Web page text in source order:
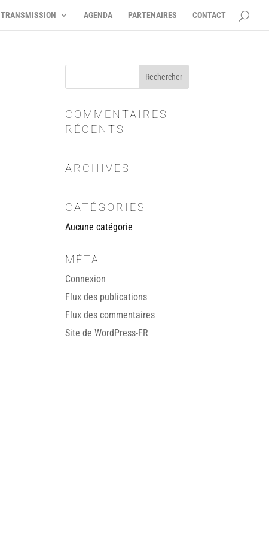
TRANSMISSION AGENDA PARTENAIRES CONTACT
COMMENTAIRES
RÉCENTS
ARCHIVES
CATÉGORIES
Aucune catégorie
MÉTA
Connexion
Flux des publications
Flux des commentaires
Site de WordPress-FR